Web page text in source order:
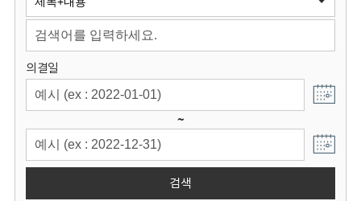
회
의결일
~
검색